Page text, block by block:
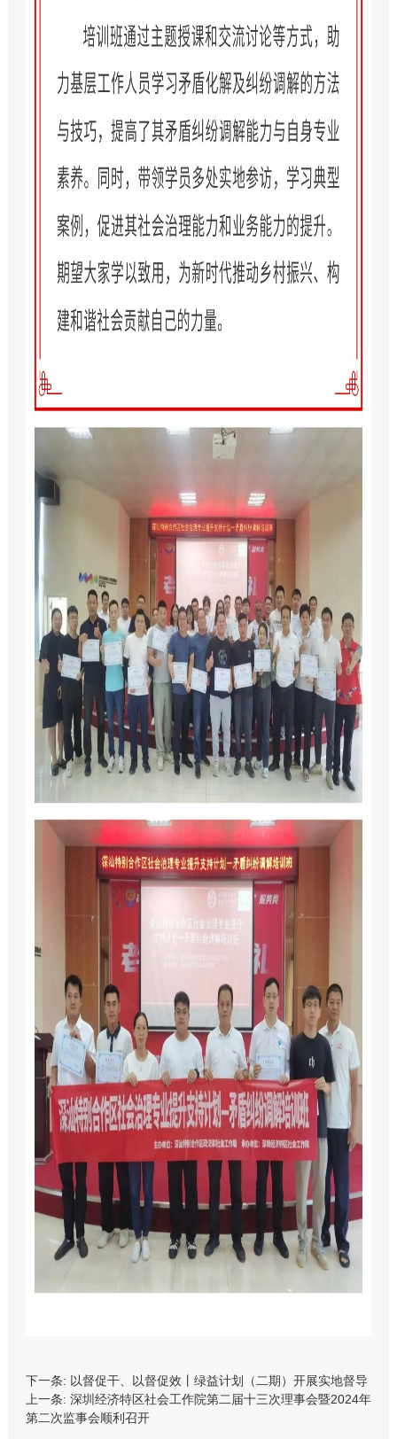
下一条: 以督促干、以督促效丨绿益计划（二期）开展实地督导
上一条: 深圳经济特区社会工作院第二届十三次理事会暨2024年
第二次监事会顺利召开